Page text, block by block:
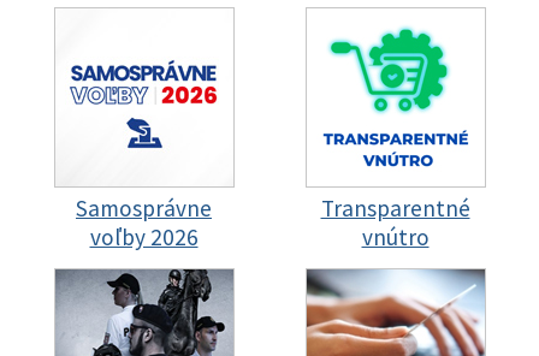
Samosprávne
voľby 2026
Transparentné
vnútro